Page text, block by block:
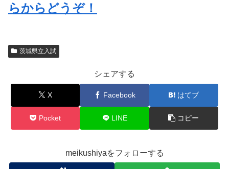
らからどうぞ！
茨城県立入試
シェアする
X Facebook はてブ
Pocket LINE コピー
meikushiyaをフォローする